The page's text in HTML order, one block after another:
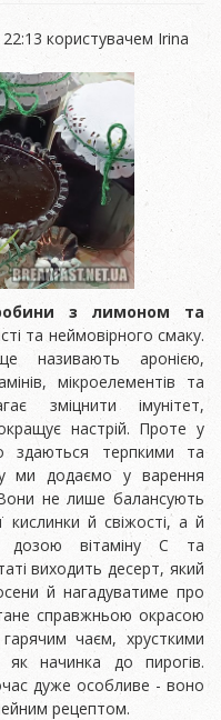
користувачем Irina
з лимоном та
та неймовірного смаку.
називають аронією,
мікроелементів та
зміцнити імунітет,
настрій. Проте у
здаються терпкими та
ми додаємо у варення
не лише балансують
й свіжості, а й
дозою вітаміну C та
виходить десерт, який
й нагадуватиме про
справжньою окрасою
чаєм, хрусткими
начинка до пирогів.
дуже особливе - воно
рецептом.